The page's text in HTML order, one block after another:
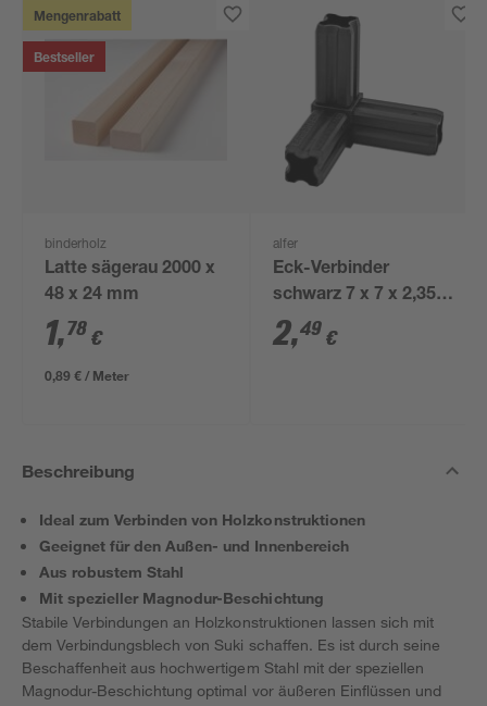
Mengenrabatt
Bestseller
binderholz
Latte sägerau 2000 x
48 x 24 mm
1,78 €
0,89 € / Meter
alfer
Eck-Verbinder
schwarz 7 x 7 x 2,35
cm
2,49 €
Beschreibung
Ideal zum Verbinden von Holzkonstruktionen
Geeignet für den Außen- und Innenbereich
Aus robustem Stahl
Mit spezieller Magnodur-Beschichtung
Stabile Verbindungen an Holzkonstruktionen lassen sich mit
dem Verbindungsblech von Suki schaffen. Es ist durch seine
Beschaffenheit aus hochwertigem Stahl mit der speziellen
Magnodur-Beschichtung optimal vor äußeren Einflüssen und